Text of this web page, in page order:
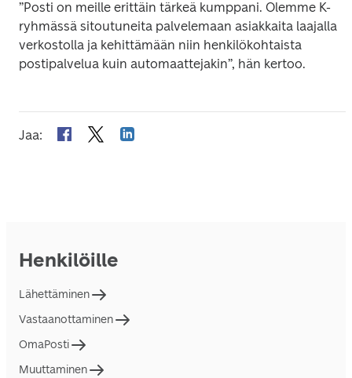
”Posti on meille erittäin tärkeä kumppani. Olemme K-
ryhmässä sitoutuneita palvelemaan asiakkaita laajalla
verkostolla ja kehittämään niin henkilökohtaista
postipalvelua kuin automaattejakin”, hän kertoo.
Jaa:
Henkilöille
Lähettäminen
Vastaanottaminen
OmaPosti
Muuttaminen